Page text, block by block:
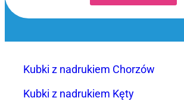
Kubki z nadrukiem Chorzów
Kubki z nadrukiem Kęty